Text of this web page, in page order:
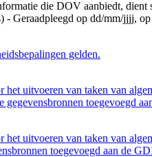
die DOV aanbiedt, dient
- Geraadpleegd op dd/mm/jjjj, op
gelden.
het uitvoeren van taken van
gegevensbronnen toegevoegd
het uitvoeren van taken van
toegevoegd aan de